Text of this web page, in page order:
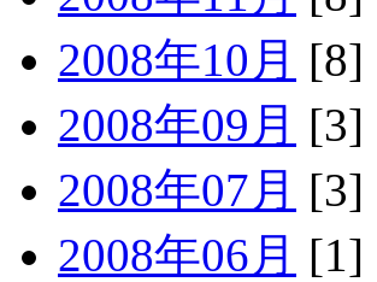
2008年10月 [8]
2008年09月 [3]
2008年07月 [3]
2008年06月 [1]